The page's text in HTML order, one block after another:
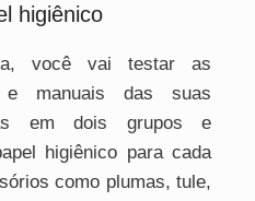
higiênico
você vai testar as
e manuais das suas
as em dois grupos e
higiênico para cada
como plumas, tule,